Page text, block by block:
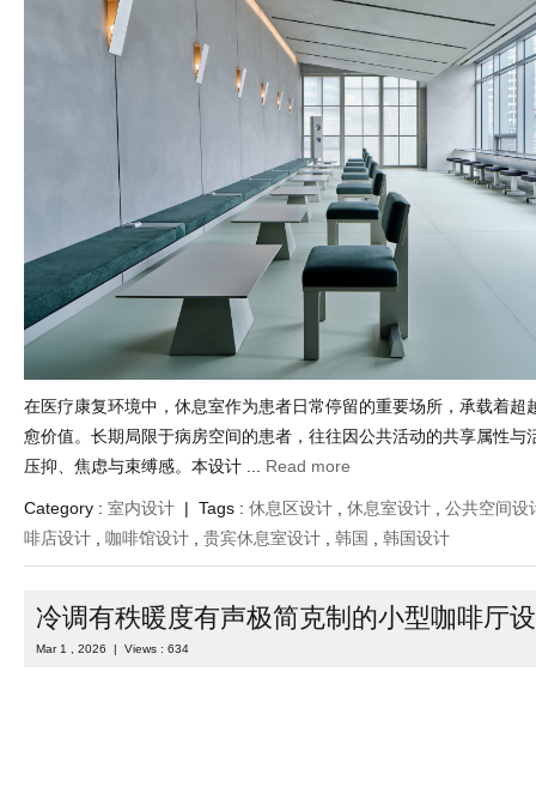
在医疗康复环境中，休息室作为患者日常停留的重要场所，承载着超
愈价值。长期局限于病房空间的患者，往往因公共活动的共享属性与
压抑、焦虑与束缚感。本设计 ... Read more
Category : 室内设计 | Tags : 休息区设计 , 休息室设计 , 公共空间设
啡店设计 , 咖啡馆设计 , 贵宾休息室设计 , 韩国 , 韩国设计
冷调有秩暖度有声极简克制的小型咖啡厅
Mar 1 , 2026 | Views : 634